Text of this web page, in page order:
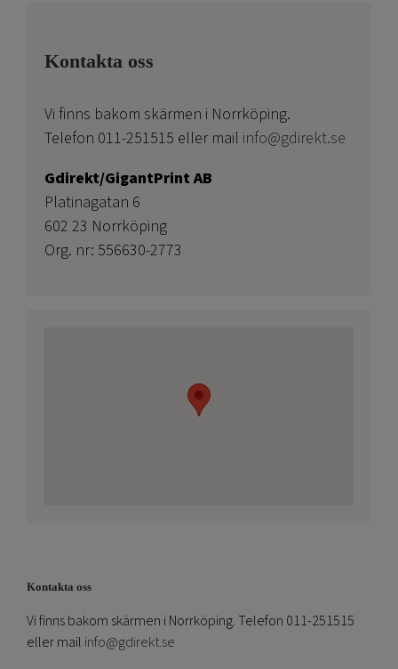
Kontakta oss
Vi finns bakom skärmen i Norrköping.
Telefon 011-251515 eller mail info@gdirekt.se
Gdirekt/GigantPrint AB
Platinagatan 6
602 23 Norrköping
Org. nr: 556630-2773
Kontakta oss
Vi finns bakom skärmen i Norrköping. Telefon 011-251515
eller mail info@gdirekt.se